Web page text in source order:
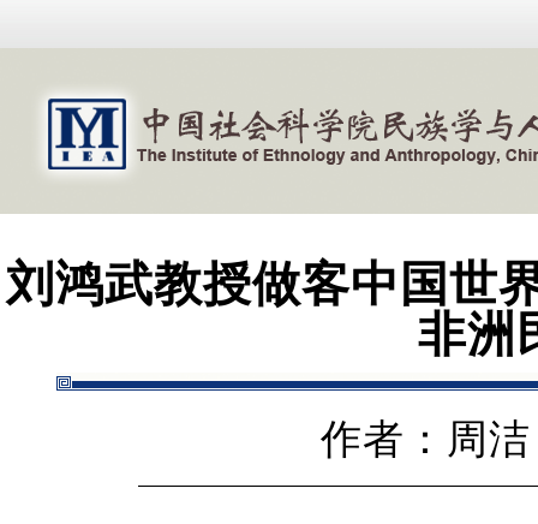
刘鸿武教授做客中国世
非洲
作者：周